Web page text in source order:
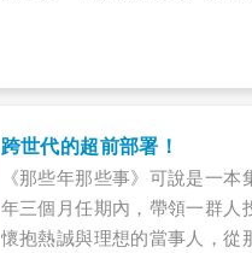
跨世代的超前部署！
《那些年那些事》可說是一
年三個月任期內，帶領一群人
懷抱熱誠與理想的當事人，從